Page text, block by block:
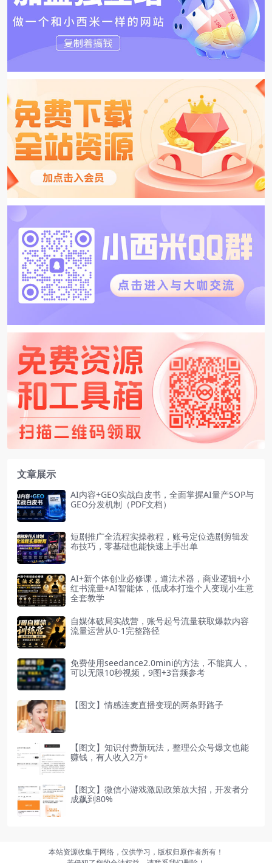
文章展示
AI内容+GEO实战白皮书，全面掌握AI量产SOP与
GEO分发机制（PDF文档）
短剧推广全流程实操教程，账号定位选剧剪辑发
布技巧，零基础也能快速上手出单
AI+新个体创业必修课，道法术器，商业逻辑+小
红书流量+AI智能体，低成本打造个人变现小生意
全套教学
自媒体破局实战营，账号起号流量获取爆款内容
流量运营从0-1完整路径
免费使用seedance2.0mini的方法，不能真人，
可以无限10秒视频，9图+3音频参考
【图文】情感连麦直播变现的两条野路子
【图文】知识付费新玩法，整理公众号爆文也能
赚钱，有人收入2万+
【图文】微信小游戏激励政策放大招，开发者分
成飙到80%
本站资源收集于网络，仅供学习，版权归原作者所有！